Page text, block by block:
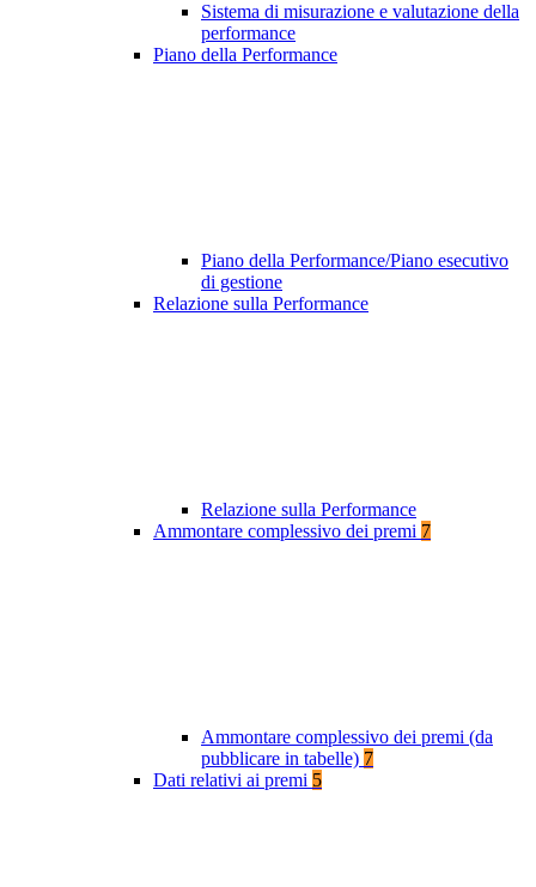
Sistema di misurazione e valutazione della
performance
Piano della Performance
Piano della Performance/Piano esecutivo
di gestione
Relazione sulla Performance
Relazione sulla Performance
Ammontare complessivo dei premi 7
Ammontare complessivo dei premi (da
pubblicare in tabelle) 7
Dati relativi ai premi 5